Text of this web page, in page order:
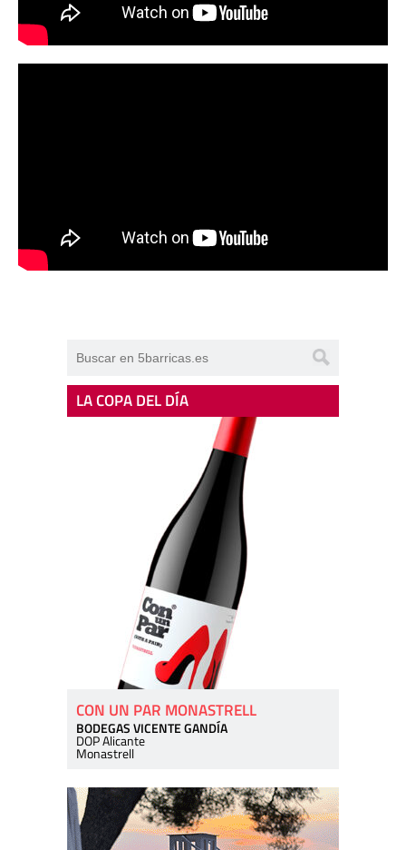
LA COPA DEL DÍA
CON UN PAR MONASTRELL
BODEGAS VICENTE GANDÍA
DOP Alicante
Monastrell